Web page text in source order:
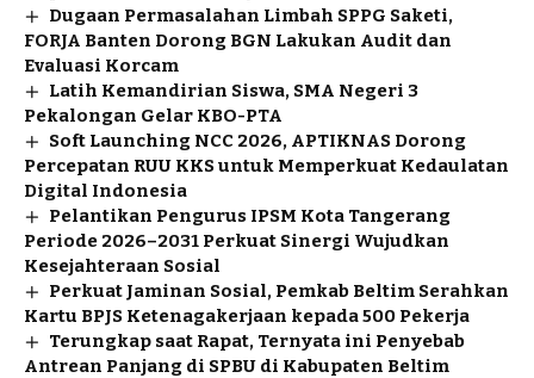
Dugaan Permasalahan Limbah SPPG Saketi,
FORJA Banten Dorong BGN Lakukan Audit dan
Evaluasi Korcam
Latih Kemandirian Siswa, SMA Negeri 3
Pekalongan Gelar KBO-PTA
Soft Launching NCC 2026, APTIKNAS Dorong
Percepatan RUU KKS untuk Memperkuat Kedaulatan
Digital Indonesia
Pelantikan Pengurus IPSM Kota Tangerang
Periode 2026–2031 Perkuat Sinergi Wujudkan
Kesejahteraan Sosial
Perkuat Jaminan Sosial, Pemkab Beltim Serahkan
Kartu BPJS Ketenagakerjaan kepada 500 Pekerja
Terungkap saat Rapat, Ternyata ini Penyebab
Antrean Panjang di SPBU di Kabupaten Beltim